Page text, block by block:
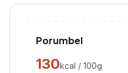
Porumbel
130kcal / 100g